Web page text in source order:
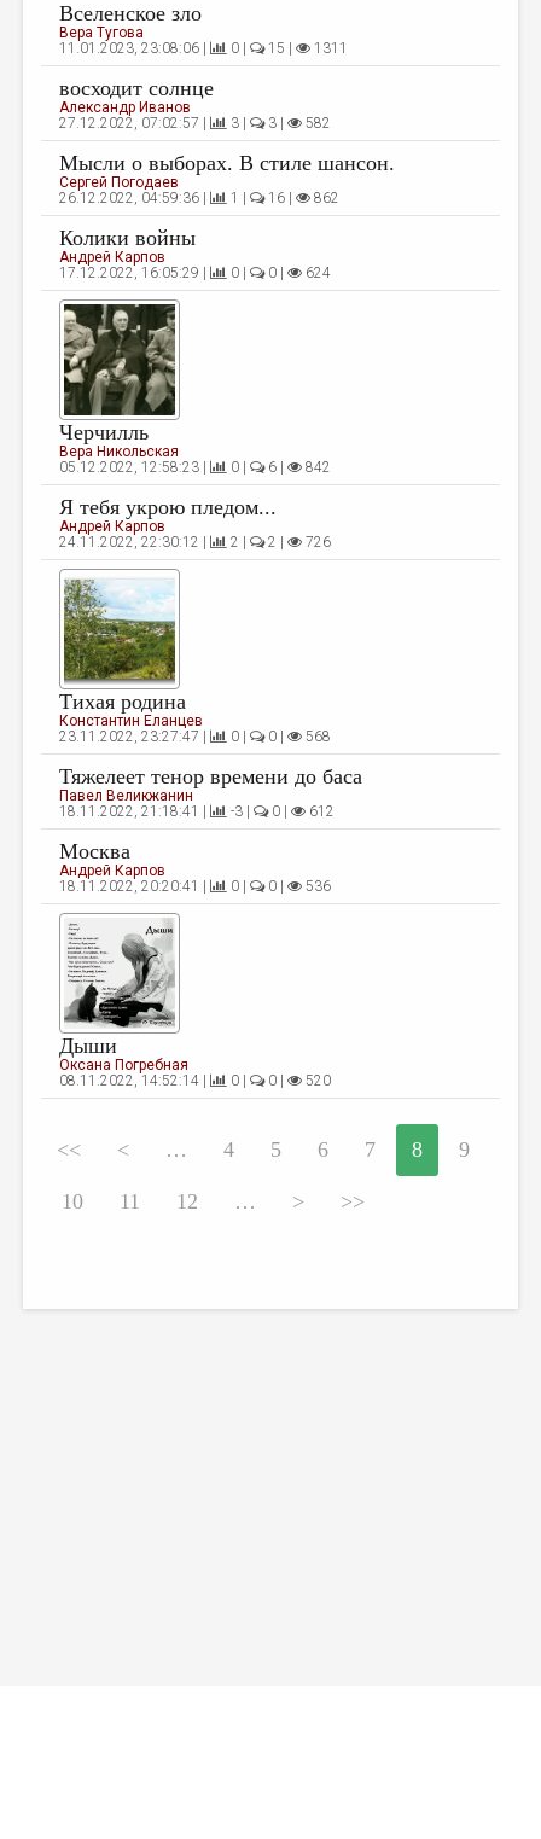
Вселенское зло
Вера Тугова
11.01.2023, 23:08:06 |
0 | 15 | 1311
восходит солнце
Александр Иванов
27.12.2022, 07:02:57 |
3 | 3 | 582
Мысли о выборах. В стиле шансон.
Сергей Погодаев
26.12.2022, 04:59:36 |
1 | 16 | 862
Колики войны
Андрей Карпов
17.12.2022, 16:05:29 |
0 | 0 | 624
Черчилль
Вера Никольская
05.12.2022, 12:58:23 |
0 | 6 | 842
Я тебя укрою пледом...
Андрей Карпов
24.11.2022, 22:30:12 |
2 | 2 | 726
Тихая родина
Константин Еланцев
23.11.2022, 23:27:47 |
0 | 0 | 568
Тяжелеет тенор времени до баса
Павел Великжанин
18.11.2022, 21:18:41 |
-3 | 0 | 612
Москва
Андрей Карпов
18.11.2022, 20:20:41 |
0 | 0 | 536
Дыши
Оксана Погребная
08.11.2022, 14:52:14 |
0 | 0 | 520
<< < … 4 5 6 7 8 9
10 11 12 … > >>